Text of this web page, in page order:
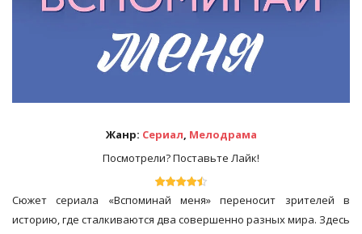
Жанр: Сериал, Мелодрама
Посмотрели? Поставьте Лайк!
Сюжет сериала «Вспоминай меня» переносит зрителей в
историю, где сталкиваются два совершенно разных мира. Здесь